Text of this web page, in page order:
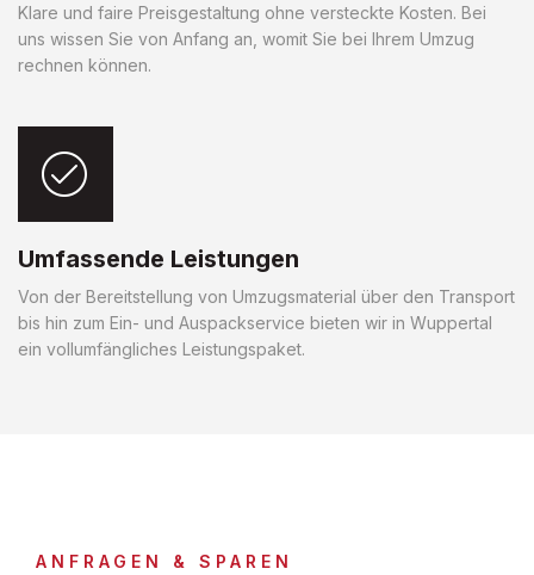
Klare und faire Preisgestaltung ohne versteckte Kosten. Bei
uns wissen Sie von Anfang an, womit Sie bei Ihrem Umzug
rechnen können.
Umfassende Leistungen
Von der Bereitstellung von Umzugsmaterial über den Transport
bis hin zum Ein- und Auspackservice bieten wir in Wuppertal
ein vollumfängliches Leistungspaket.
ANFRAGEN & SPAREN